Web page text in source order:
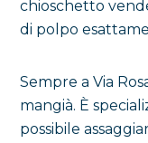
chioschetto
di polpo
Sempre a Via
mangià. È
possibile